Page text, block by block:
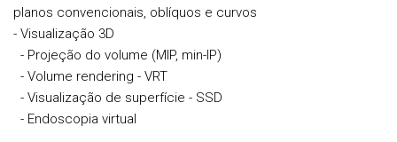
planos convencionais, oblíquos e curvos
- Visualização 3D
- Projeção do volume (MIP, min-IP)
- Volume rendering - VRT
- Visualização de superfície - SSD
- Endoscopia virtual